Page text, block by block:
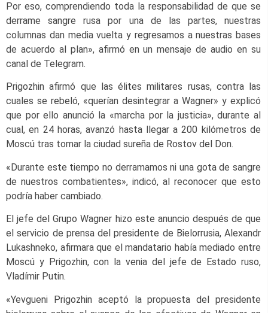
Por eso, comprendiendo toda la responsabilidad de que se
derrame sangre rusa por una de las partes, nuestras
columnas dan media vuelta y regresamos a nuestras bases
de acuerdo al plan», afirmó en un mensaje de audio en su
canal de Telegram.
Prigozhin afirmó que las élites militares rusas, contra las
cuales se rebeló, «querían desintegrar a Wagner» y explicó
que por ello anunció la «marcha por la justicia», durante al
cual, en 24 horas, avanzó hasta llegar a 200 kilómetros de
Moscú tras tomar la ciudad sureña de Rostov del Don.
«Durante este tiempo no derramamos ni una gota de sangre
de nuestros combatientes», indicó, al reconocer que esto
podría haber cambiado.
El jefe del Grupo Wagner hizo este anuncio después de que
el servicio de prensa del presidente de Bielorrusia, Alexandr
Lukashneko, afirmara que el mandatario había mediado entre
Moscú y Prigozhin, con la venia del jefe de Estado ruso,
Vladímir Putin.
«Yevgueni Prigozhin aceptó la propuesta del presidente